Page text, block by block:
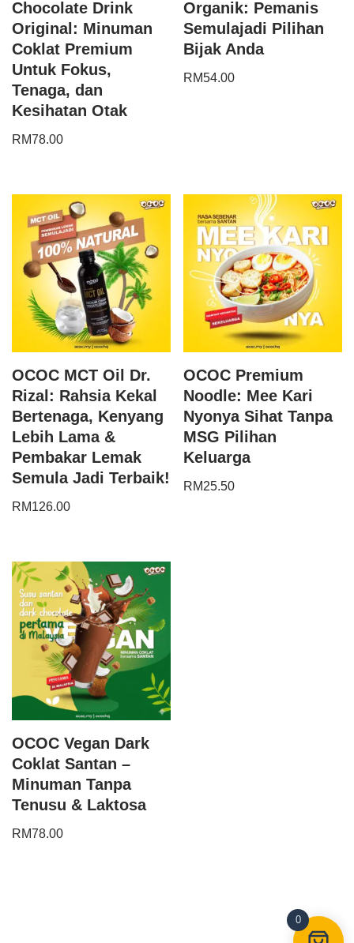
Chocolate Drink
Original: Minuman
Coklat Premium
Untuk Fokus,
Tenaga, dan
Kesihatan Otak
RM78.00
Organik: Pemanis
Semulajadi Pilihan
Bijak Anda
RM54.00
OCOC MCT Oil Dr.
Rizal: Rahsia Kekal
Bertenaga, Kenyang
Lebih Lama &
Pembakar Lemak
Semula Jadi Terbaik!
RM126.00
OCOC Premium
Noodle: Mee Kari
Nyonya Sihat Tanpa
MSG Pilihan
Keluarga
RM25.50
OCOC Vegan Dark
Coklat Santan –
Minuman Tanpa
Tenusu & Laktosa
RM78.00
0